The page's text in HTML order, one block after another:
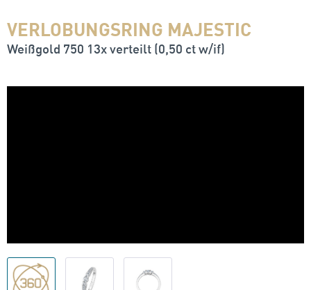
VERLOBUNGSRING MAJESTIC
Weißgold 750 13x verteilt (0,50 ct w/if)